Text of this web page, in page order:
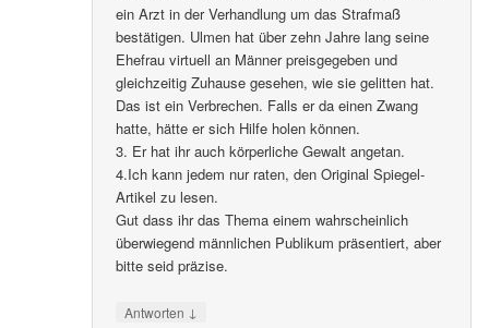
ein Arzt in der Verhandlung um das Strafmaß
bestätigen. Ulmen hat über zehn Jahre lang seine
Ehefrau virtuell an Männer preisgegeben und
gleichzeitig Zuhause gesehen, wie sie gelitten hat.
Das ist ein Verbrechen. Falls er da einen Zwang
hatte, hätte er sich Hilfe holen können.
3. Er hat ihr auch körperliche Gewalt angetan.
4.Ich kann jedem nur raten, den Original Spiegel-
Artikel zu lesen.
Gut dass ihr das Thema einem wahrscheinlich
überwiegend männlichen Publikum präsentiert, aber
bitte seid präzise.
Antworten ↓